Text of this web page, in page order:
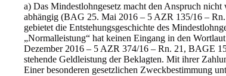
a) Das Mindestlohngesetz macht den Anspruch
abhängig (BAG 25. Mai 2016 – 5 AZR 135/16 –
gebietet die Entstehungsgeschichte des
„Normalleistung“ hat keinen Eingang in den
Dezember 2016 – 5 AZR 374/16 – Rn. 21, BAGE
stehende Geldleistung der Beklagten. Mit ihrer
Einer besonderen gesetzlichen Zweckbestimmung